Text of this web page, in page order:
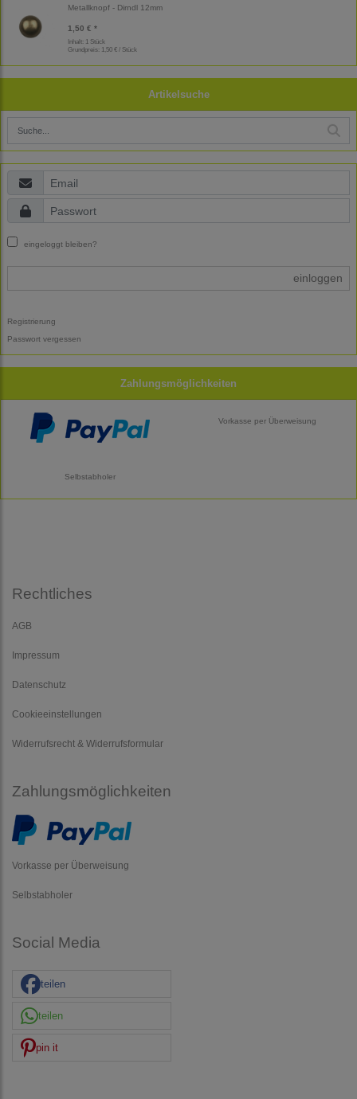
Metallknopf - Dirndl 12mm
1,50 € *
Inhalt: 1 Stück
Grundpreis: 1,50 € / Stück
Artikelsuche
eingeloggt bleiben?
einloggen
Registrierung
Passwort vergessen
Zahlungsmöglichkeiten
Vorkasse per Überweisung
Selbstabholer
Rechtliches
AGB
Impressum
Datenschutz
Cookieeinstellungen
Widerrufsrecht & Widerrufsformular
Zahlungsmöglichkeiten
Vorkasse per Überweisung
Selbstabholer
Social Media
teilen
teilen
pin it